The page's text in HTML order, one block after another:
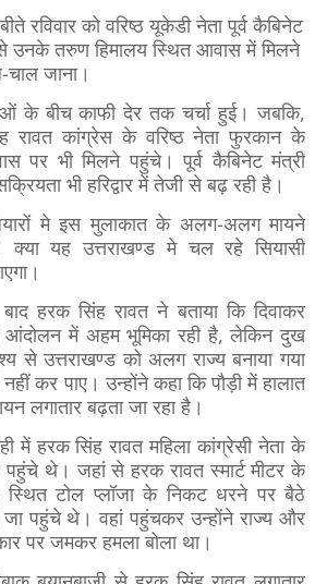
रविवार को वरिष्ठ यूकेडी नेता पूर्व कैबिनेट
उनके तरुण हिमालय स्थित आवास में मिलने
जाना।
के बीच काफी देर तक चर्चा हुई।जबकि,
रावत कांग्रेस के वरिष्ठ नेता फुरकान के
पर भी मिलने पहुंचे।पूर्व कैबिनेट मंत्री
भी हरिद्वार में तेजी से बढ़ रही है।
मे इस मुलाकात के अलग-अलग मायने
यह उत्तराखण्ड मे चल रहे सियासी
हरक सिंह रावत ने बताया कि दिवाकर
आंदोलन में अहम भूमिका रही है, लेकिन दुख
से उत्तराखण्ड को अलग राज्य बनाया गया
कर पाए। उन्होंने कहा कि पौड़ी में हालात
लगातार बढ़ता जा रहा है।
में हरक सिंह रावत महिला कांग्रेसी नेता के
पहुंचे थे। जहां से हरक रावत स्मार्ट मीटर के
स्थित टोल प्लॉजा के निकट धरने पर बैठे
जा पहुंचे थे। वहां पहुंचकर उन्होंने राज्य और
पर जमकर हमला बोला था।